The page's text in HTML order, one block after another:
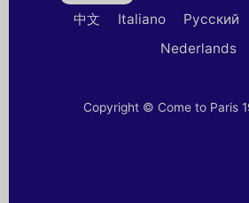
中文
Italiano Русский
Nederlands
Copyright © Come to Paris